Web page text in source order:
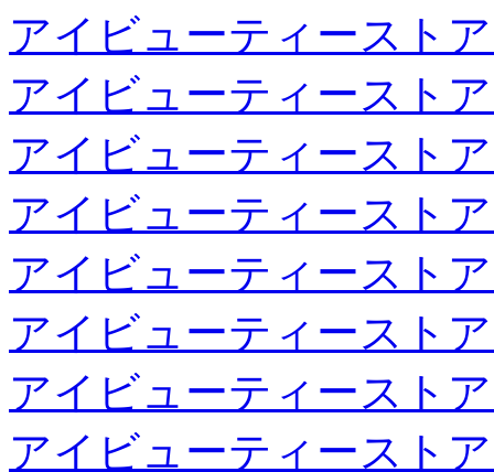
アイビューティースト
アイビューティースト
アイビューティースト
アイビューティースト
アイビューティースト
アイビューティースト
アイビューティースト
アイビューティースト